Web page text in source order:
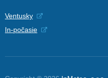
Ventusky
In-počasie